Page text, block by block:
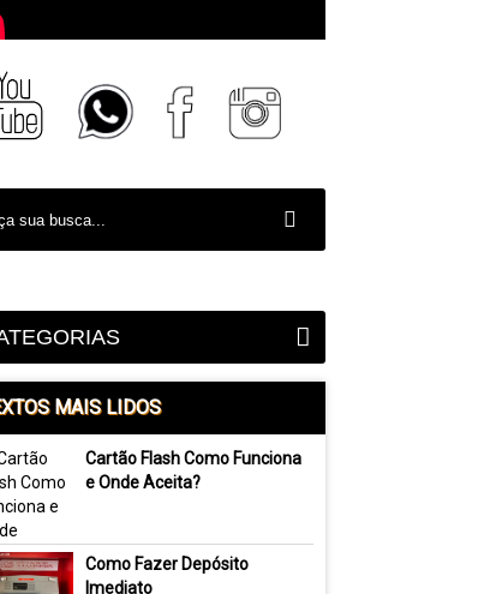
MAIS LIDOS
Cartão Flash Como Funciona
e Onde Aceita?
Como Fazer Depósito
Imediato